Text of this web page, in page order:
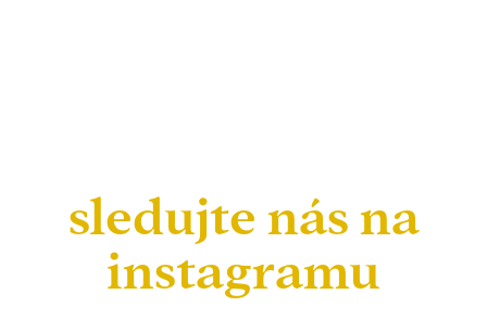
sledujte nás na
instagramu